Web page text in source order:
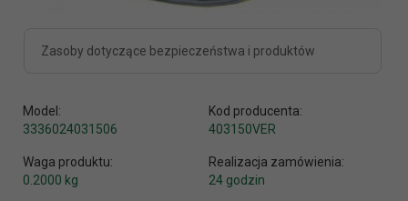
Zasoby dotyczące bezpieczeństwa i produktów
Model:
3336024031506
Kod producenta:
403150VER
Waga produktu:
0.2000 kg
Realizacja zamówienia:
24 godzin